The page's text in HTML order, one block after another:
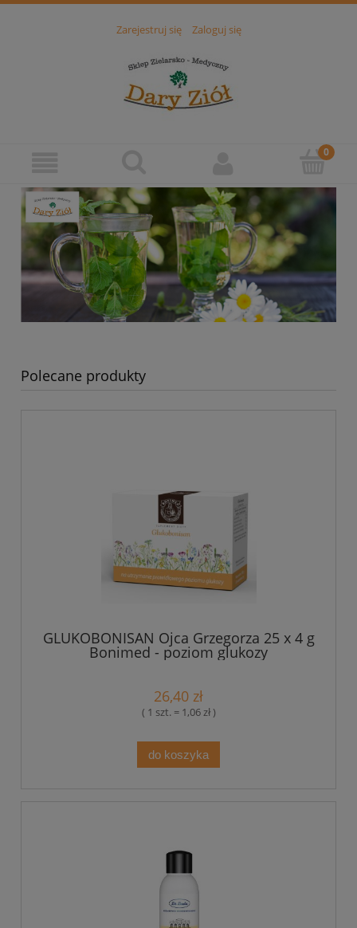
Zarejestruj się Zaloguj się
Polecane produkty
GLUKOBONISAN Ojca Grzegorza 25 x 4 g
Bonimed - poziom glukozy
26,40 zł
( 1 szt. = 1,06 zł )
do koszyka